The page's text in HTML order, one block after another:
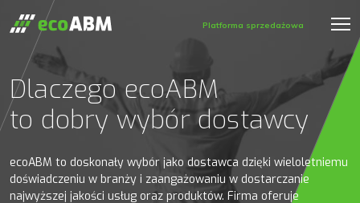
Platforma sprzedażowa
Dlaczego ecoABM
to dobry wybór dostawcy
ecoABM to doskonały wybór jako dostawca dzięki wieloletniemu
doświadczeniu w branży i zaangażowaniu w dostarczanie
najwyższej jakości usług oraz produktów. Firma oferuje